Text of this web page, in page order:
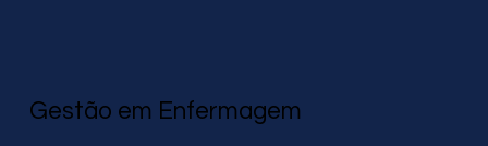
Gestão em Enfermagem